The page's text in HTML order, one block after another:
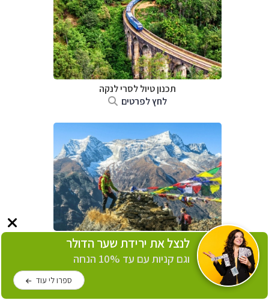
תכנון טיוללסרי לנקה
לחץ לפרטים
תכנון טיול לנפאל
לחץ לפרטים
לנצל את ירידת שער הדולר
וגם קניות עם עד 10% הנחה
ספרו לי עוד